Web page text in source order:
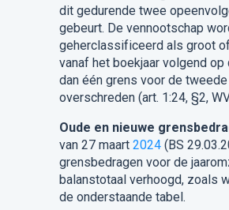
dit gedurende twee
gebeurt. De vennootschap
geherclassificeerd als groot
vanaf het boekjaar volgend op
dan één grens voor de
overschreden (art. 1:24, §2,
Oude en nieuwe
van 27 maart 2024(BS
grensbedragen voor de
balanstotaal verhoogd, zoals
de onderstaande tabel.